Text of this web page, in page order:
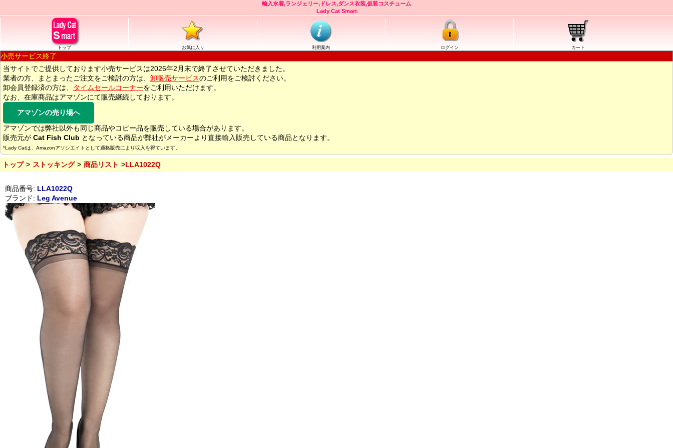
輸入水着,ランジェリー,ドレス,ダンス衣装,仮装コスチューム
Lady Cat Smart
トップ お気に入り 利用案内 ログイン カート
小売サービス終了
当サイトでご提供しております小売サービスは2026年2月末で終了させていただきました。
業者の方、まとまったご注文をご検討の方は、 卸販売サービスのご利用をご検討ください。
卸会員登録済の方は、
タイムセールコーナーをご利用いただけます。
なお、在庫商品はアマゾンにて販売継続しております。
アマゾンの売り場へ
アマゾンでは弊社以外も同じ商品やコピー品を販売している場合があります。
販売元が Cat Fish Club となっている商品が弊社がメーカーより直接輸入販売している商品となります。
*Lady Catは、Amazonアソシエイトとして適格販売により収入を得ています。
トップ ストッキング 商品リスト LLA1022Q
商品番号: LLA1022Q
ブランド: Leg Avenue